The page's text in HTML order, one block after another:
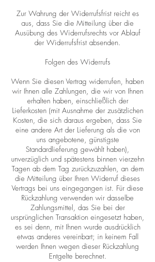
Zur Wahrung der Widerrufsfrist reicht es
aus, dass Sie die Mitteilung über die
Ausübung des Widerrufsrechts vor Ablauf
der Widerrufsfrist absenden.
Folgen des Widerrufs
Wenn Sie diesen Vertrag widerrufen, haben
wir Ihnen alle Zahlungen, die wir von Ihnen
erhalten haben, einschließlich der
Lieferkosten (mit Ausnahme der zusätzlichen
Kosten, die sich daraus ergeben, dass Sie
eine andere Art der Lieferung als die von
uns angebotene, günstigste
Standardlieferung gewählt haben),
unverzüglich und spätestens binnen vierzehn
Tagen ab dem Tag zurückzuzahlen, an dem
die Mitteilung über Ihren Widerruf dieses
Vertrags bei uns eingegangen ist. Für diese
Rückzahlung verwenden wir dasselbe
Zahlungsmittel, das Sie bei der
ursprünglichen Transaktion eingesetzt haben,
es sei denn, mit Ihnen wurde ausdrücklich
etwas anderes vereinbart; in keinem Fall
werden Ihnen wegen dieser Rückzahlung
Entgelte berechnet.